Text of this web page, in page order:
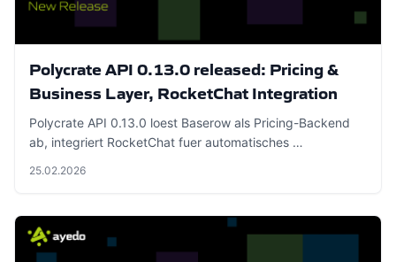
Polycrate API 0.13.0 released: Pricing &
Business Layer, RocketChat Integration
Polycrate API 0.13.0 loest Baserow als Pricing-Backend
ab, integriert RocketChat fuer automatisches …
25.02.2026